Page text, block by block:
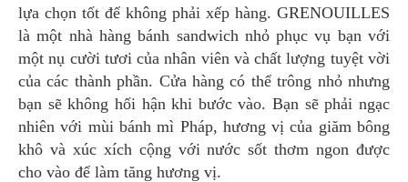
lựa chọn tốt để không phải xếp hàng. GRENOUILLES
là một nhà hàng bánh sandwich nhỏ phục vụ bạn với
một nụ cười tươi của nhân viên và chất lượng tuyệt vời
của các thành phần. Cửa hàng có thể trông nhỏ nhưng
bạn sẽ không hối hận khi bước vào. Bạn sẽ phải ngạc
nhiên với mùi bánh mì Pháp, hương vị của giăm bông
khô và xúc xích cộng với nước sốt thơm ngon được
cho vào để làm tăng hương vị.